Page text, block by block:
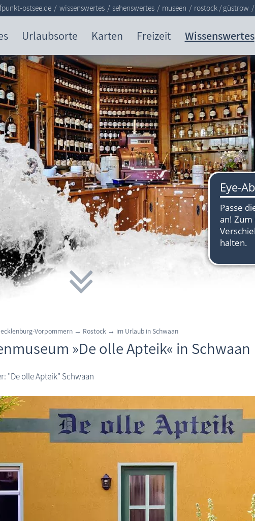
Urlaubsorte Karten Freizeit Wissenswertes
ostsee.de wissenswertes sehenswertes museen rostock / güstrow
Vorpommern → Rostock → im Urlaub in Schwaan
»De olle Apteik« in Schwaan
"De olle Apteik" Schwaan